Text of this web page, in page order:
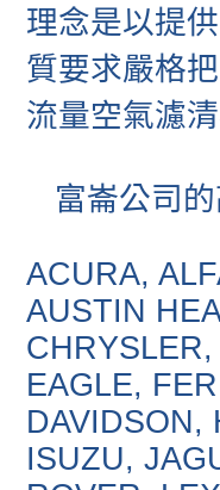
理念是以提
質要求嚴格
流量空氣濾
富崙公司
ACURA,
AUSTIN
EAGLE,
DAVIDSON,
ISUZU,